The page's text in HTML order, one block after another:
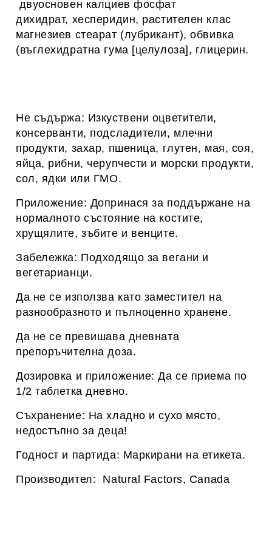
двуосновен калциев фосфат
дихидрат, хесперидин, растителен клас
магнезиев стеарат (лубрикант), обвивка
(въглехидратна гума [целулоза], глицерин.
Не съдържа: Изкуствени оцветители,
консерванти, подсладители, млечни
продукти, захар, пшеница, глутен, мая, соя,
яйца, рибни, черупчести и морски продукти,
сол, ядки или ГМО.
Приложение: Допринася за поддържане на
нормалното състояние на костите,
хрущялите, зъбите и венците.
Забележка: Подходящо за вегани и
вегетарианци.
Да не се използва като заместител на
разнообразното и пълноценно хранене.
Да не се превишава дневната
препоръчителна доза.
Дозировка и приложение: Да се приема по
1/2 таблетка дневно.
Съхранение: На хладно и сухо място,
недостъпно за деца!
Годност и партида: Маркирани на етикета.
Производител: Natural Factors, Canada